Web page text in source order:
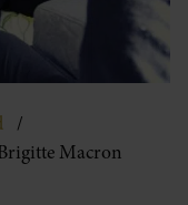
Macron